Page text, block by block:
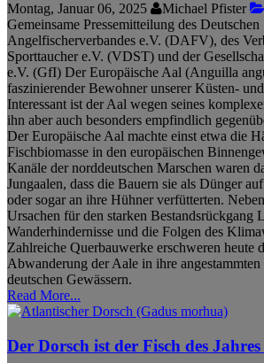
Montag, Januar 06, 2025 Michael Pfister
Gemeinsame Pressemitteilung des Deutschen
Angelfischerverbandes e.V. (DAFV), des
Sporttaucher e.V. (VDST) und der
e.V. (GfI) Der Europäische Aal (Anguilla
faszinierender Bewohner unserer Küsten-
Interessant ist der Aal wegen seines
ihn aber auch besonders empfindlich
Der Europäische Aal machte einst etwa die
Fischbiomasse in den europäischen
Kanäle der norddeutschen Marschen waren
Jungaalen, dass die Bauern sie als Dünger
oder sogar an ihre Hühner verfütterten.
Ursachen für den starken Bestandsrückgang
Wanderhindernisse und die Folgen des
Zahlreiche Querbauwerke erschweren heute
Abwanderung der Aale in ihre
deutschen Gewässern.
Read More...
Der Dorsch ist der Fisch des Jahres